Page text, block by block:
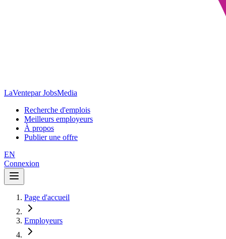
LaVentepar JobsMedia
Recherche d'emplois
Meilleurs employeurs
À propos
Publier une offre
EN
Connexion
Page d'accueil
Employeurs